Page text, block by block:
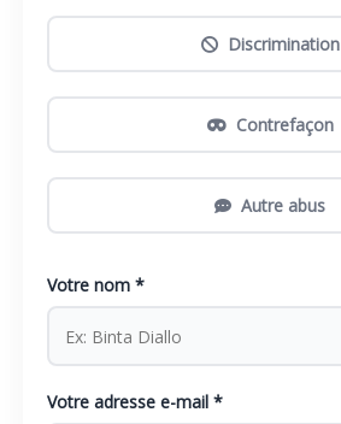
Discrimination
Contrefaçon
Autre abus
Votre nom *
Votre adresse e-mail *